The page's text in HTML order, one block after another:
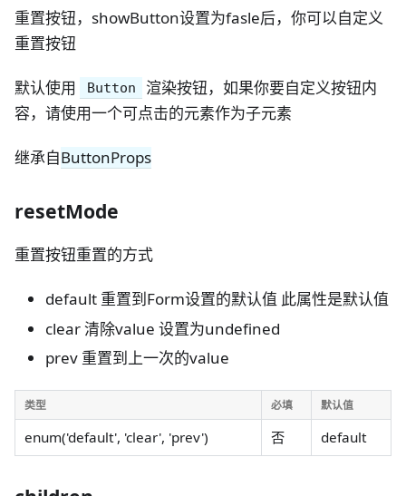
重置按钮，showButton设置为fasle后，你可以自定义
重置按钮
默认使用 Button
渲染按钮，如果你要自定义按钮内
容，请使用一个可点击的元素作为子元素
继承自ButtonProps
resetMode
重置按钮重置的方式
default 重置到Form设置的默认值 此属性是默认值
clear 清除value 设置为undefined
prev 重置到上一次的value
类型 必填 默认值
enum('default', 'clear', 'prev') 否 default